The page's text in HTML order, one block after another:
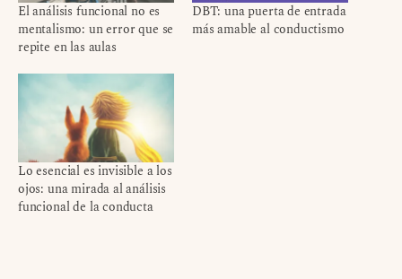
El análisis funcional no es
mentalismo: un error que se
repite en las aulas
DBT: una puerta de entrada
más amable al conductismo
Lo esencial es invisible a los
ojos: una mirada al análisis
funcional de la conducta